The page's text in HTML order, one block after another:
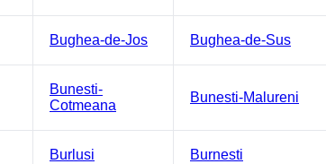
Bughea-de-Jos Bughea-de-Sus
Bunesti-
Cotmeana
Bunesti-Malureni
Burlusi Burnesti